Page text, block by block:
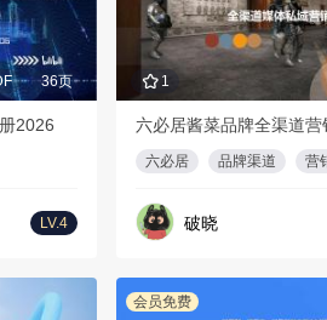
36页
2026
LV.4
1
六必居酱菜品牌全渠道营
六必居 品牌渠道 营
破晓
会员免费